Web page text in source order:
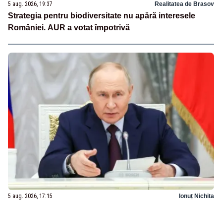
5 aug. 2026, 19:37 Realitatea de Brasov
Strategia pentru biodiversitate nu apără interesele
României. AUR a votat împotrivă
5 aug. 2026, 17:15 Ionuț Nichita